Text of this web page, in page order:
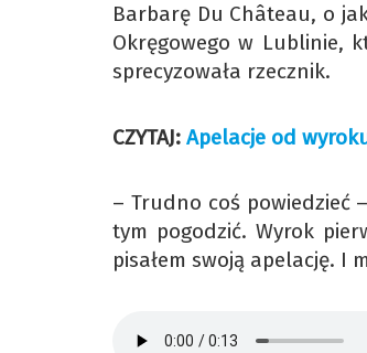
Barbarę Du Château, o
Okręgowego w Lublinie,
sprecyzowała rzecznik.
CZYTAJ: Apelacje od
– Trudno coś powiedzieć
tym pogodzić. Wyrok
pisałem swoją apelację. I